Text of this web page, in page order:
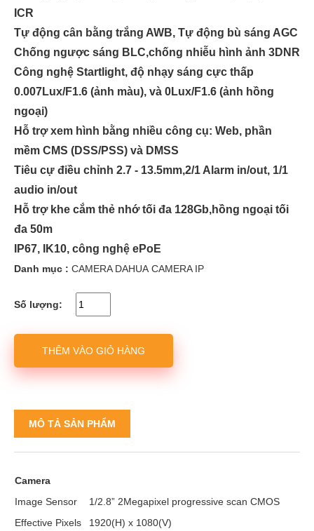
ICR
Tự động cân bằng trắng AWB, Tự động bù sáng AGC
Chống ngược sáng BLC,chống nhiễu hình ảnh 3DNR
Công nghệ Startlight, độ nhạy sáng cực thấp
0.007Lux/F1.6 (ảnh màu), và 0Lux/F1.6 (ảnh hồng
ngoại)
Hỗ trợ xem hình bằng nhiều công cụ: Web, phần
mềm CMS (DSS/PSS) và DMSS
Tiêu cự điều chỉnh 2.7 - 13.5mm,2/1 Alarm in/out, 1/1
audio in/out
Hỗ trợ khe cắm thẻ nhớ tối đa 128Gb,hồng ngoại tối
đa 50m
IP67, IK10, công nghệ ePoE
Danh mục : CAMERA DAHUA CAMERA IP
Số lượng:
THÊM VÀO GIỎ HÀNG
MÔ TẢ SẢN PHẨM
Camera
Image Sensor
1/2.8” 2Megapixel progressive scan CMOS
Effective Pixels
1920(H) x 1080(V)